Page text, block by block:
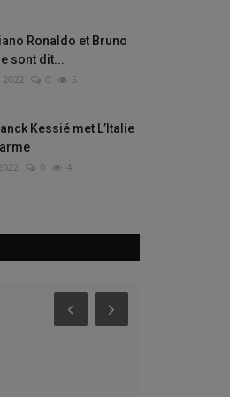
Ronaldo et Bruno
sont dit...
0 5
Kessié met L’Italie
0 4